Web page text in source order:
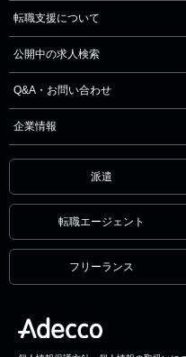
転職支援について
公開中の求人検索
Q&A・お問い合わせ
企業情報
派遣
転職エージェント
フリーランス